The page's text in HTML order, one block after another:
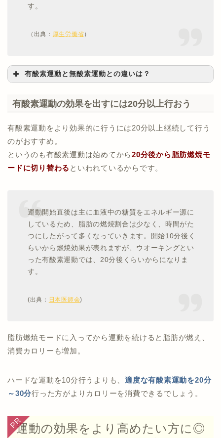
す。
（出典： 厚生労働省）
有酸素運動と無酸素運動との違いは？
大きな違いは 使用するエネルギー源だと考えられてい
て、有酸素運動では脂肪酸、無酸素運動ではグルコー
スが主に利用されています。
また無酸素運動とは強度の強い運動のことで、息をし
ない運動を指すわけではありません。短距離走や筋ト
無酸素運動は脂肪を燃焼するというよりも、筋肉を大
きくする効果が期待できる運動ですよ。
（出典： Eヘルスネット）
有酸素運動の効果を出すには20分以上行おう
有酸素運動をより効果的に行うには20分以上継続して行う
のがおすすめ。
というのも有酸素運動は始めてから20分後から脂肪燃焼モ
ードに切り替わる といわれているからです。
運動開始直後は主に血液中の糖質をエネルギー源に
しているため、脂肪の燃焼割合は少なく、時間がた
つにしたがって多くなっていきます。開始10分後く
らいから燃焼効果が表れますが、ウオーキングとい
った有酸素運動では、20分後くらいからになりま
す。
(出典： 日本医師会)
脂肪燃焼モードに入ってから運動を続けると脂肪が燃え、
消費カロリーも増加。
ハードな運動を10分行うよりも、適度な有酸素運動を20分
～30分行った方がよりカロリーを消費できるでしょう。
運動の効果をより高めたい方に◎